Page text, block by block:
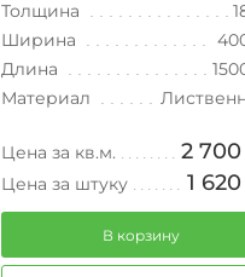
Толщина
Ширина
Длина
Материал
Цена за кв.м. 2 700
Цена за штуку
1 620
В корзину